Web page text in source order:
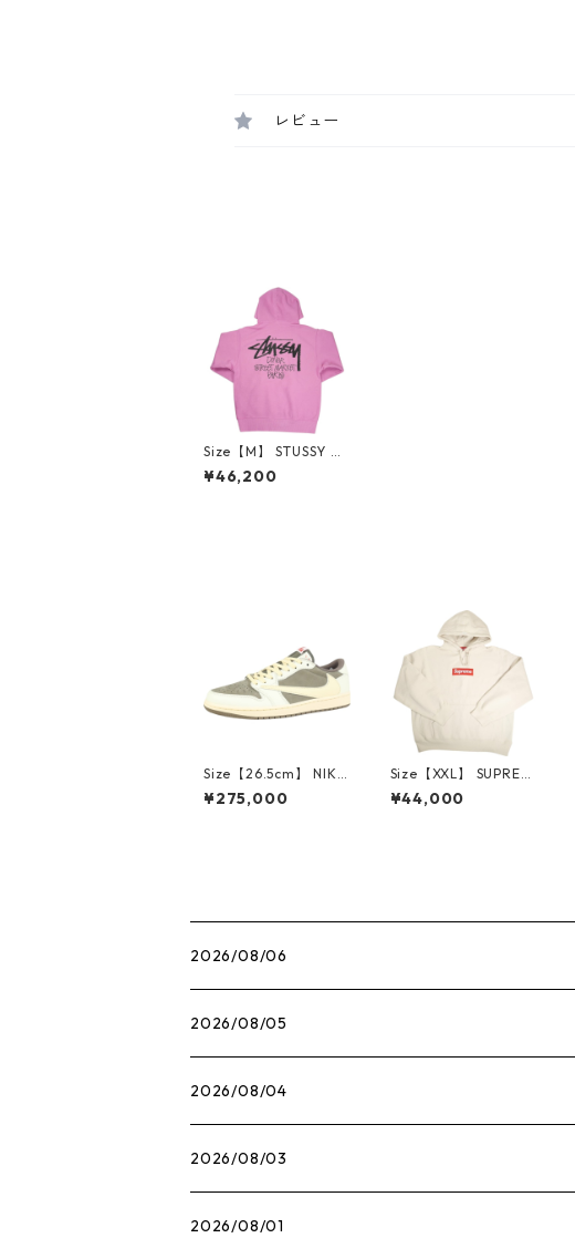
レビュー
Size【M】 STUSSY ス
テューシー ×DOVER S
TREET MARKET STO
¥46,200
Size【26.5cm】 NIKE
ナイキ ×Travis Scott
AIR JORDAN 1 LOW
¥275,000
Size【XXL】 SUPREM
E シュプリーム 24AW
Box Logo Hooded Sw
¥44,000
2026/08/06
2026/08/05
2026/08/04
2026/08/03
2026/08/01